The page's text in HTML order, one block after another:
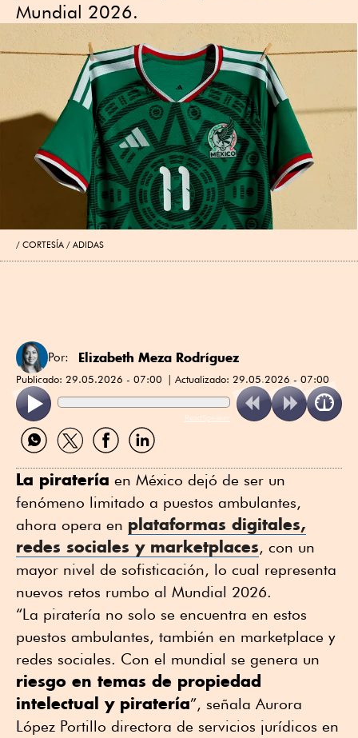
Mundial 2026.
CORTESÍA / ADIDAS
Por: Elizabeth Meza Rodríguez
Publicado: 29.05.2026 - 07:00 Actualizado: 29.05.2026 - 07:00
ReadSpeaker
Compartir
por
Compartir
por
Compartir
por
Compartir
por
La piratería en México dejó de ser un
fenómeno limitado a puestos ambulantes,
ahora opera en plataformas digitales,
redes sociales y marketplaces, con un
mayor nivel de sofisticación, lo cual representa
nuevos retos rumbo al Mundial 2026.
“La piratería no solo se encuentra en estos
puestos ambulantes, también en marketplace y
redes sociales. Con el mundial se genera un
riesgo en temas de propiedad
intelectual y piratería”, señala Aurora
López Portillo directora de servicios jurídicos en